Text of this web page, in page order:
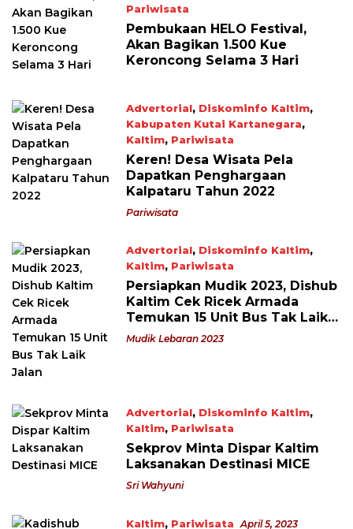
Pariwisata
April 16, 2023
Pembukaan HELO Festival,
Akan Bagikan 1.500 Kue
Keroncong Selama 3 Hari
Advertorial, Diskominfo Kaltim,
Kabupaten Kutai Kartanegara,
Kaltim, Pariwisata
April 14, 2023
Keren! Desa Wisata Pela
Dapatkan Penghargaan
Kalpataru Tahun 2022
Pariwisata
Advertorial, Diskominfo Kaltim,
Kaltim, Pariwisata
April 9, 2023
Persiapkan Mudik 2023, Dishub
Kaltim Cek Ricek Armada
Temukan 15 Unit Bus Tak Laik
Jalan
Mudik Lebaran 2023
Advertorial, Diskominfo Kaltim,
Kaltim, Pariwisata
April 6, 2023
Sekprov Minta Dispar Kaltim
Laksanakan Destinasi MICE
Sri Wahyuni
Kaltim, Pariwisata April 5, 2023